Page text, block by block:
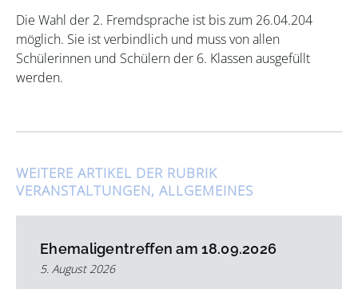
Die Wahl der 2. Fremdsprache ist bis zum 26.04.204
möglich. Sie ist verbindlich und muss von allen
Schülerinnen und Schülern der 6. Klassen ausgefüllt
werden.
WEITERE ARTIKEL DER RUBRIK
VERANSTALTUNGEN, ALLGEMEINES
Ehemaligentreffen am 18.09.2026
5. August 2026